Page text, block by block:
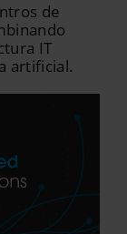
de
IT
artificial.